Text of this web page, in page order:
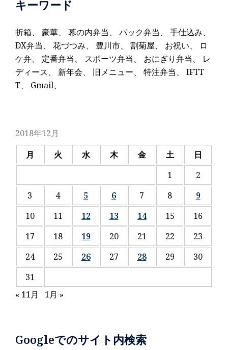
キーワード
折箱、 豪華、 幕の内弁当、 パック弁当、 手仕込み、
DX弁当、 花づつみ、 豊川市、 割菊屋、 お祝い、
ロ
ケ弁、 定番弁当、 スポーツ弁当、 おにぎり弁当、 レ
ディース、 新年会、 旧メニュー、 特注弁当、 IFTT
T、 Gmail、
2018年12月
月
火 水 木 金 土
日
1
2
3
4 5 6 7 8
9
10
11 12 13 14 15
16
17
18 19 20 21 22
23
24
25 26 27 28 29
30
31
« 11月
1月 »
Googleでのサイト内検索